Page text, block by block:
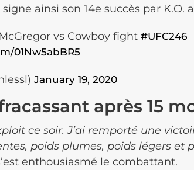
signe ainsi son 14e succès par K.O.
vs Cowboy fight #UFC246
01Nw5abBR5
January 19, 2020
après 15
ce soir. J’ai remporté une
poids plumes, poids légers et
enthousiasmé le combattant.